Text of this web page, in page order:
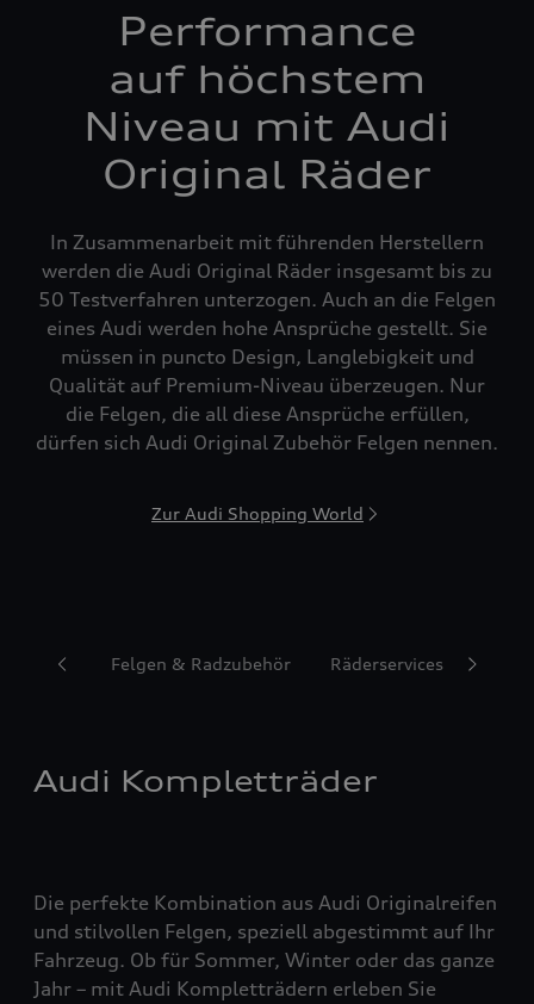
Performance
auf höchstem
Niveau mit Audi
Original Räder
In Zusammenarbeit mit führenden Herstellern
werden die Audi Original Räder insgesamt bis zu
50 Testverfahren unterzogen. Auch an die Felgen
eines Audi werden hohe Ansprüche gestellt. Sie
müssen in puncto Design, Langlebigkeit und
Qualität auf Premium-Niveau überzeugen. Nur
die Felgen, die all diese Ansprüche erfüllen,
dürfen sich Audi Original Zubehör Felgen nennen.
Zur Audi Shopping World
Reifen Felgen & Radzubehör Räderservices
Audi Kompletträder
Die perfekte Kombination aus Audi Originalreifen
und stilvollen Felgen, speziell abgestimmt auf Ihr
Fahrzeug. Ob für Sommer, Winter oder das ganze
Jahr – mit Audi Kompletträdern erleben Sie